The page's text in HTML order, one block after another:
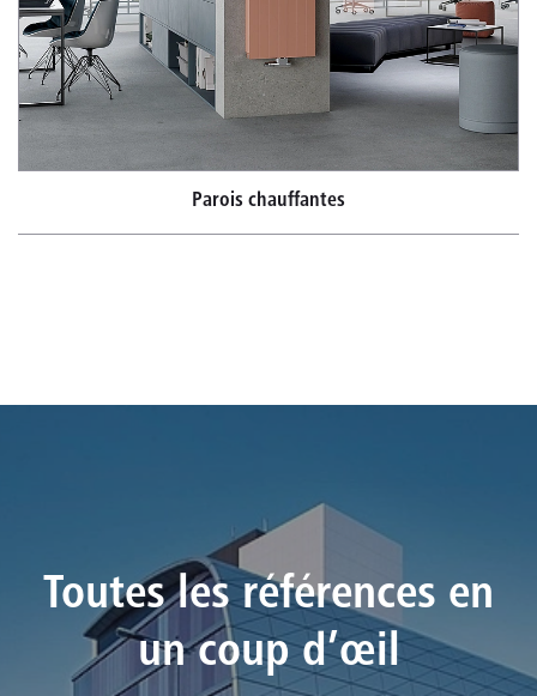
Parois chauffantes
Toutes les références en
un coup d’œil